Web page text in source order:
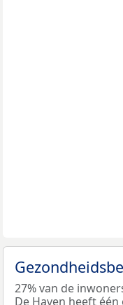
27% van de
De Haven heeft